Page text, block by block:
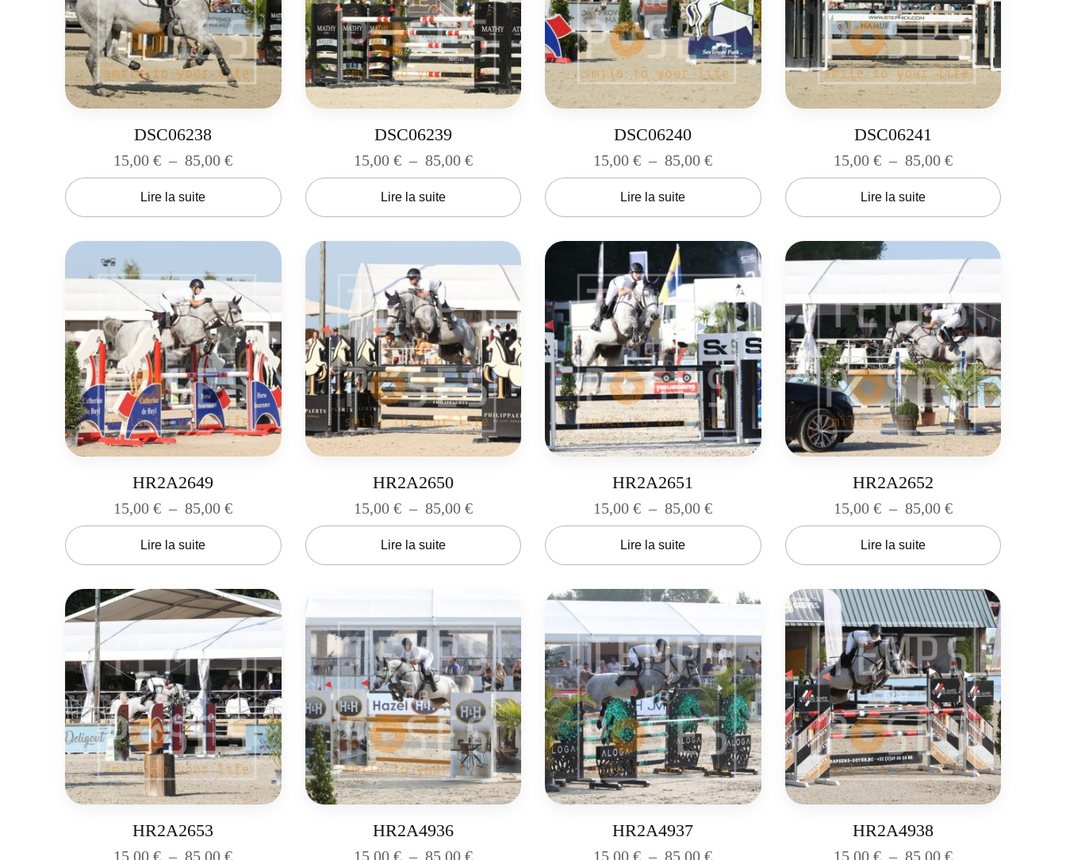
DSC06238
15,00€ – 85,00€
Lire la suite
DSC06239
15,00 € – 85,00 €
Lire la suite
DSC06240
15,00€ – 85,00€
Lire la suite
DSC06241
15,00 € – 85,00 €
Lire la suite
HR2A2649
15,00€ – 85,00€
Lire la suite
HR2A2650
15,00 € – 85,00 €
Lire la suite
HR2A2651
15,00€ – 85,00€
Lire la suite
HR2A2652
15,00 € – 85,00 €
Lire la suite
HR2A2653
15,00€ – 85,00€
HR2A4936
15,00 € – 85,00 €
HR2A4937
15,00€ – 85,00€
HR2A4938
15,00 € – 85,00 €